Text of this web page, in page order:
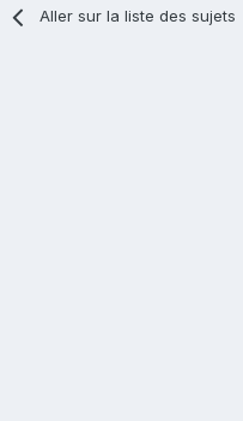
Aller sur la liste des sujets